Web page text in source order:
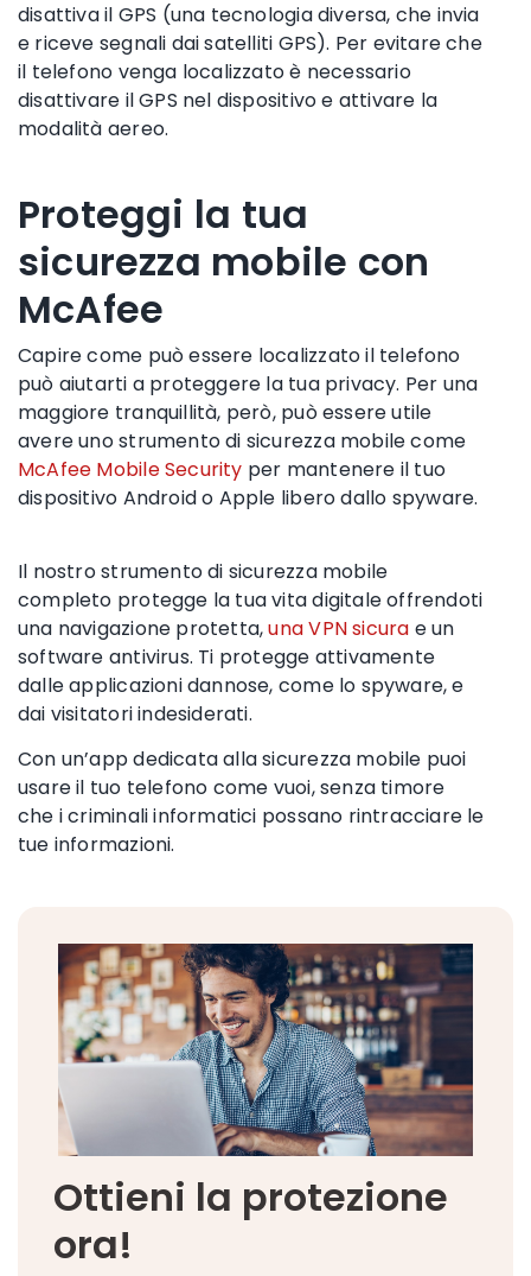
disattiva il GPS (una tecnologia diversa, che invia
e riceve segnali dai satelliti GPS). Per evitare che
il telefono venga localizzato è necessario
disattivare il GPS nel dispositivo e attivare la
modalità aereo.
Proteggi la tua
sicurezza mobile con
McAfee
Capire come può essere localizzato il telefono
può aiutarti a proteggere la tua privacy. Per una
maggiore tranquillità, però, può essere utile
avere uno strumento di sicurezza mobile come
McAfee Mobile Security per mantenere il tuo
dispositivo Androido Apple libero dallo spyware.
Il nostro strumento di sicurezza mobile
completo protegge la tua vita digitale offrendoti
una navigazione protetta,una VPN sicura e un
software antivirus. Ti protegge attivamente
dalle applicazioni dannose, come lo spyware, e
dai visitatori indesiderati.
Con un’app dedicata alla sicurezza mobile puoi
usare il tuo telefono come vuoi, senza timore
che i criminali informatici possano rintracciare le
tue informazioni.
Ottieni la protezione
ora!